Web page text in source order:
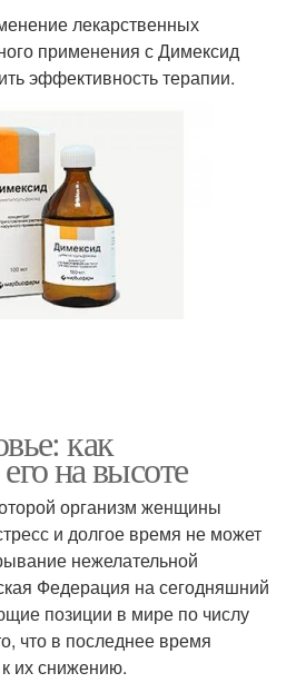
лекарственных
применения с Димексид
эффективность терапии.
как
на высоте
организм женщины
и долгое время не может
нежелательной
Федерация на сегодняшний
позиции в мире по числу
что в последнее время
их снижению.